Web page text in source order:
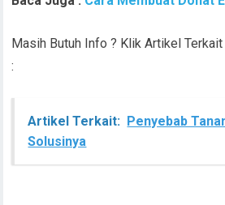
Masih Butuh Info ? Klik Artikel
:
Artikel Terkait: Penyebab
Solusinya